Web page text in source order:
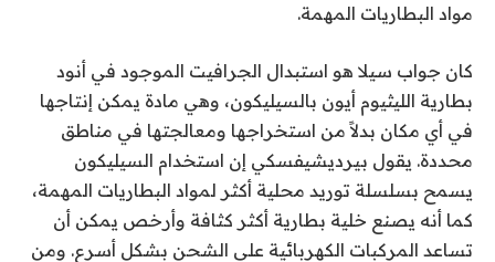
مواد البطاريات المهمة.
كان جواب سيلا هو استبدال الجرافيت الموجود في أنود
بطارية الليثيوم أيون بالسيليكون، وهي مادة يمكن إنتاجها
في أي مكان بدلاً من استخراجها ومعالجتها في مناطق
محددة. يقول بيرديشيفسكي إن استخدام السيليكون
يسمح بسلسلة توريد محلية أكثر لمواد البطاريات المهمة،
كما أنه يصنع خلية بطارية أكثر كثافة وأرخص يمكن أن
تساعد المركبات الكهربائية على الشحن بشكل أسرع. ومن